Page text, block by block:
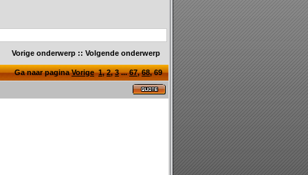
Vorige onderwerp :: Volgende onderwerp
Ga naar paginaVorige 1,2,3...67,68,69